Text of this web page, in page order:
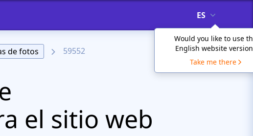
ES
Would you like to use
English website
Take me there
de fotos 59552
el sitio web